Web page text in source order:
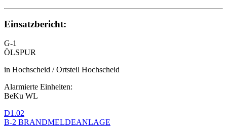
Einsatzbericht:
G-1
ÖLSPUR
in Hochscheid / Ortsteil Hochscheid
Alarmierte Einheiten:
BeKu WL
D1.02
B-2 BRANDMELDEANLAGE